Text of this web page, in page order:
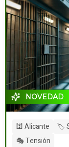
NOVEDAD
🕍 Alicante 🏷️
🎭 Tensión